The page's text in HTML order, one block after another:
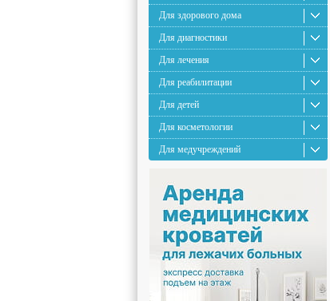
Для здорового дома
Для диагностики
Для лечения
Для реабилитации
Для детей
Для косметологии
Для медучреждений